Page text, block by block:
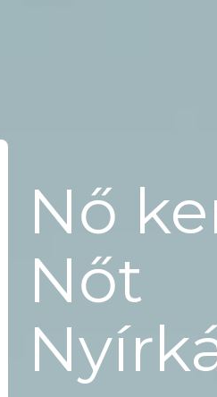
Nő
Nőt